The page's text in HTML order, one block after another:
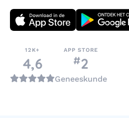
Download direct
12K+
4,6
APP STORE
#nummer
2
in de categorie
Geneeskunde